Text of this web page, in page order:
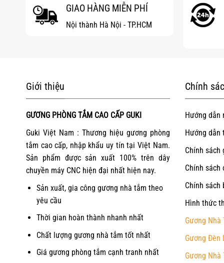
GIAO HÀNG MIỄN PHÍ
Nội thành Hà Nội - TP.HCM
Giới thiệu
GƯƠNG PHÒNG TẮM CAO CẤP GUKI
Guki Việt Nam : Thương hiệu gương phòng
tắm cao cấp, nhập khẩu uy tín tại Việt Nam.
Sản phẩm được sản xuất 100% trên dây
chuyền máy CNC hiện đại nhất hiện nay.
Sản xuất, gia công gương nhà tắm theo
yêu cầu
Thời gian hoàn thành nhanh nhất
Chất lượng gương nhà tắm tốt nhất
Giá gương phòng tắm cạnh tranh nhất
Chính
Hướng dẫn
Hướng dẫn
Chính sách
Chính sách
Chính
Hình thức
Gương Nhà
Gương Đèn
Gương Nhà